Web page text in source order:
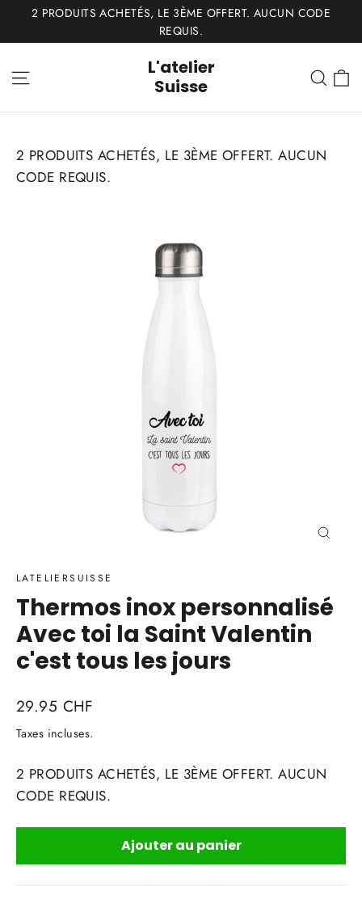
Passer2 PRODUITS ACHETÉS, LE 3ÈME OFFERT. AUCUN CODE
REQUIS.
L'atelier
Suisse
2 PRODUITS ACHETÉS, LE 3ÈME OFFERT. AUCUN
CODE REQUIS.
LATELIERSUISSE
Thermos inox personnalisé
Avec toi la Saint Valentin
c'est tous les jours
Prix
régulier
29.95 CHF
Taxes incluses.
2 PRODUITS ACHETÉS, LE 3ÈME OFFERT. AUCUN
CODE REQUIS.
Ajouter au panier